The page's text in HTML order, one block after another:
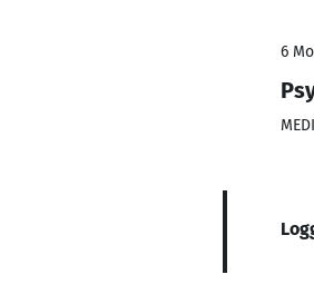
6